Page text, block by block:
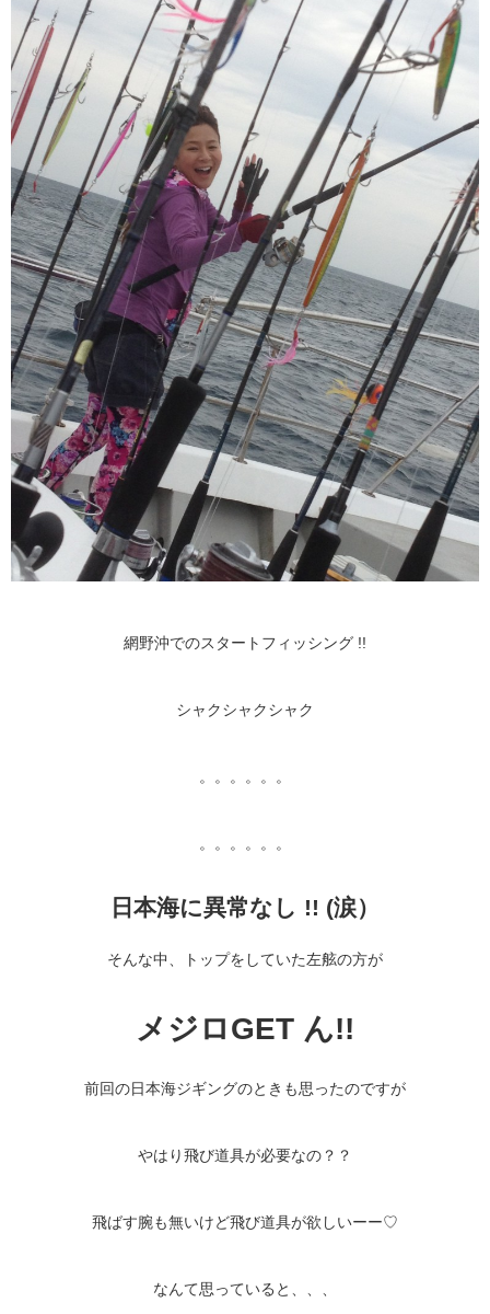
網野沖でのスタートフィッシング !!
シャクシャクシャク
。。。。。。
。。。。。。
日本海に異常なし !! (涙）
そんな中、トップをしていた左舷の方が
メジロGET ん!!
前回の日本海ジギングのときも思ったのですが
やはり飛び道具が必要なの？？
飛ばす腕も無いけど飛び道具が欲しいーー♡
なんて思っていると、、、